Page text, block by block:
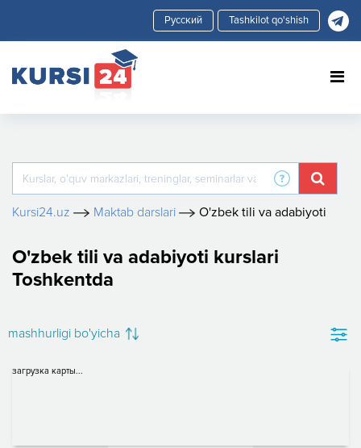
Tashkilot qo'shish
Kursi24.uz Maktab darslari O'zbek tili va adabiyoti
O'zbek tili va adabiyoti kurslari
Toshkentda
mashhurligi bo'yicha
загрузка карты...